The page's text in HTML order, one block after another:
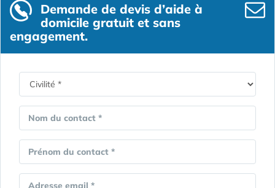
Demande de devis d’aide à
domicile gratuit et sans
engagement.
Nom du contact *
Prénom du contact *
Adresse email *